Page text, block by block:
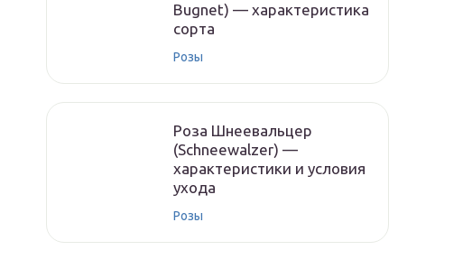
Bugnet) — характеристика
сорта
Розы
Роза Шнеевальцер
(Schneewalzer) —
характеристики и условия
ухода
Розы